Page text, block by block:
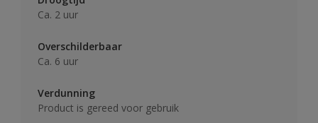
Ca. 2 uur
Overschilderbaar
Ca. 6 uur
Verdunning
Product is gereed voor gebruik